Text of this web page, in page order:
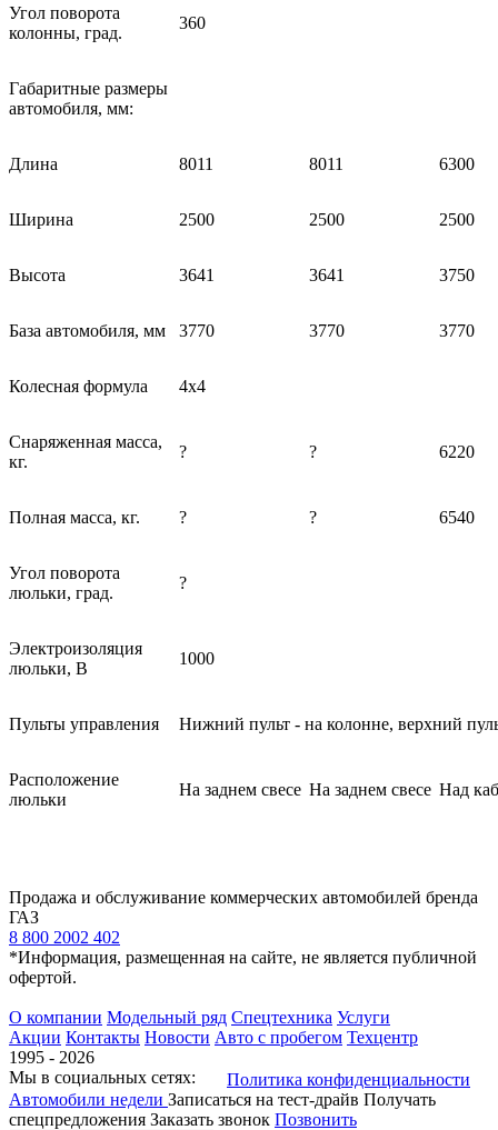
Угол поворота
колонны, град.
360
Габаритные размеры
автомобиля, мм:
Длина 8011 8011 6300
Ширина 2500 2500 2500
Высота 3641 3641 3750
База автомобиля, мм 3770 3770 3770
Колесная формула 4х4
Снаряженная масса,
кг.
? ? 6220
Полная масса, кг. ? ? 6540
Угол поворота
люльки, град.
?
Электроизоляция
люльки, В
1000
Пульты управления Нижний пульт - на колонне, верхний
Расположение
люльки
На заднем свесе На заднем свесе Над
Продажа и обслуживание коммерческих автомобилей бренда
ГАЗ
8 800 2002 402
*Информация, размещенная на сайте, не является публичной
офертой.
О компании Модельный ряд Спецтехника Услуги
Акции Контакты Новости Авто с пробегом Техцентр
1995 - 2026
Мы в социальных сетях:
Политика конфиденциальности
Автомобили недели Записаться на тест-драйв Получать
спецпредложения Заказать звонок Позвонить